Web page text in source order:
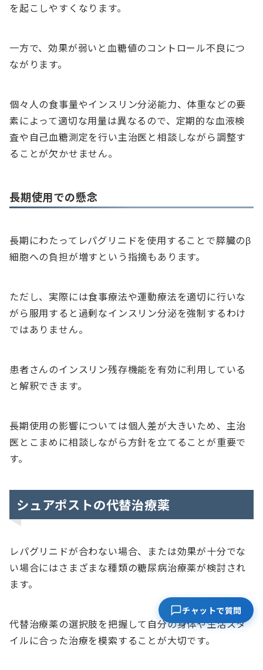
を起こしやすくなります。
一方で、効果が弱いと血糖値のコントロール不良につ
ながります。
個々人の食事量やインスリン分泌能力、体重などの要
素によって適切な用量は異なるので、定期的な血液検
査や自己血糖測定を行い主治医と相談しながら調整す
ることが欠かせません。
長期使用での懸念
長期にわたってレパグリニドを使用することで膵臓のβ
細胞への負担が増すという指摘もあります。
ただし、実際には食事療法や運動療法を適切に行いな
がら服用すると過剰なインスリン分泌を強制するわけ
ではありません。
患者さんのインスリン残存機能を有効に利用している
と解釈できます。
長期使用の影響については個人差が大きいため、主治
医とこまめに相談しながら方針を立てることが重要で
す。
シュアポストの代替治療薬
レパグリニドが合わない場合、または効果が十分でな
い場合にはさまざまな種類の糖尿病治療薬が検討され
ます。
代替治療薬の選択肢を把握して自分の身体や生活スタ
イルに合った治療を模索することが大切です。
チャットで質問